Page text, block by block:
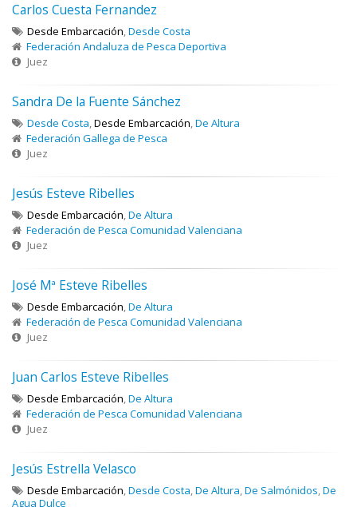
Carlos Cuesta Fernandez
Desde Embarcación,Desde Costa
Federación Andaluza de Pesca Deportiva
Juez
Sandra De la Fuente Sánchez
Desde Costa,Desde Embarcación,De Altura
Federación Gallega de Pesca
Juez
Jesús Esteve Ribelles
Desde Embarcación,De Altura
Federación de Pesca Comunidad Valenciana
Juez
José Mª Esteve Ribelles
Desde Embarcación,De Altura
Federación de Pesca Comunidad Valenciana
Juez
Juan Carlos Esteve Ribelles
Desde Embarcación,De Altura
Federación de Pesca Comunidad Valenciana
Juez
Jesús Estrella Velasco
Desde Embarcación,Desde Costa,De Altura,De Salmónidos,De
Agua Dulce